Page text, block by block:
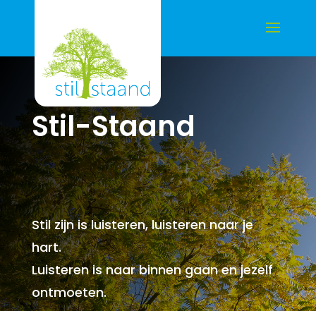
Stil-Staand
Stil zijn is luisteren, luisteren naar je
hart.
Luisteren is naar binnen gaan en jezelf
ontmoeten.